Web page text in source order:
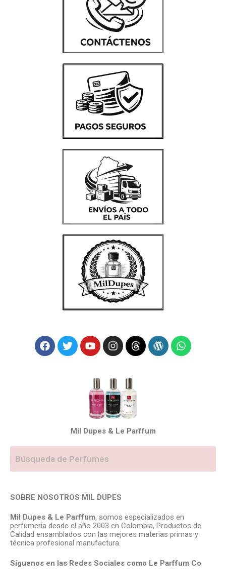
Mil Dupes & Le Parffum
SOBRE NOSOTROS MIL DUPES
Mil Dupes & Le Parffum, somos especializados en
perfumeria desde el año 2003 en Colombia, Productos de
Calidad ensamblados con las mejores materias primas y
técnica profesional manufactura.
Síguenos en las Redes Sociales como Le Parffum Co